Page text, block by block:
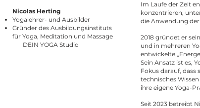
Nicolas Herting
Yogalehrer- und Ausbilder
Gründer des Ausbildungsinstituts
für Yoga, Meditation und Massage
DEIN YOGA Studio
Im Laufe der Zeit
konzentrieren,
die Anwendung
2018 gründet er
und in mehreren
entwickelte
Sein Ansatz ist es,
Fokus darauf,
technisches
ihre eigene Yoga-
Seit 2023 betreibt